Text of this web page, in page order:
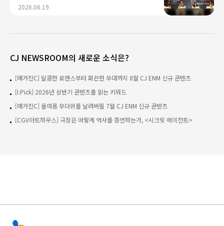
기술 결합으로 글로벌 확장 가속"
2026.06.19
CJ NEWSROOM의 새로운 소식은?
[매거진C] 달콤한 로맨스부터 화끈한 무대까지 8월 CJ ENM 신규 콘텐츠
[I.Pick] 2026년 상반기 콘텐츠를 읽는 키워드
[매거진C] 올여름 무더위를 날려버릴 7월 CJ ENM 신규 콘텐츠
[CGV아트하우스] 극장은 어떻게 역사를 증언하는가, <시크릿 에이전트>